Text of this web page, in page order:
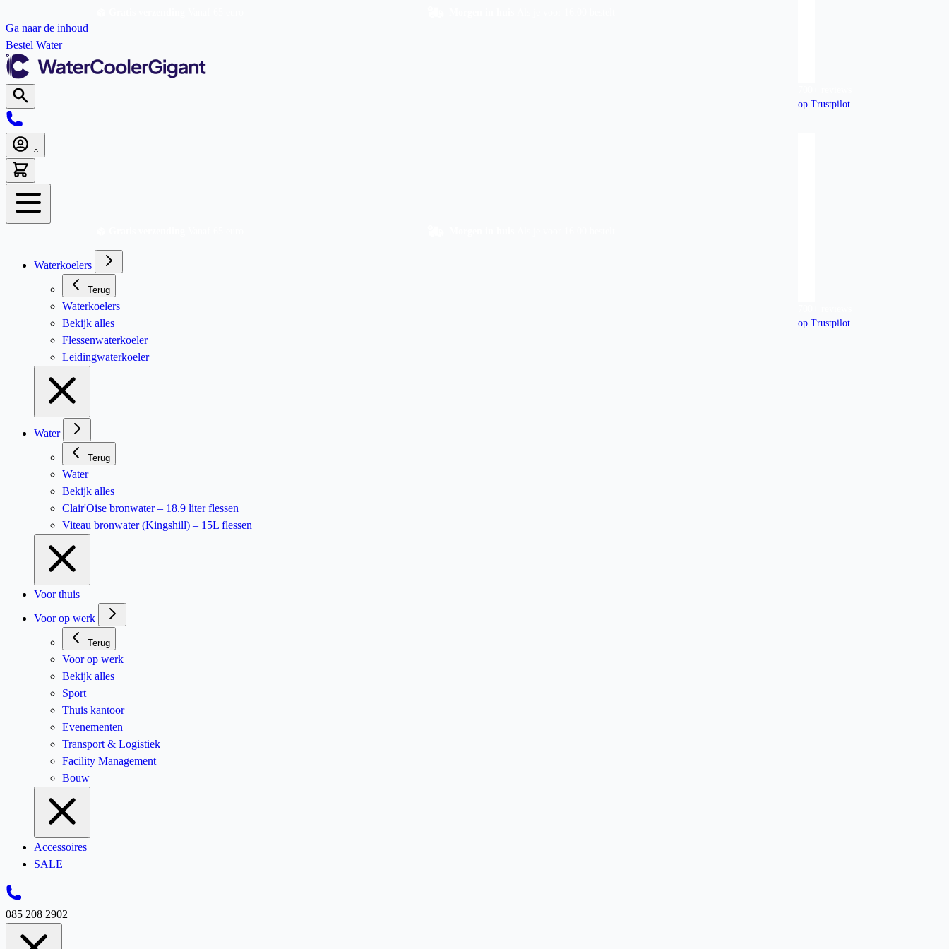
op Trustpilot
Ga naar de inhoud
Bestel Water
op Trustpilot
Waterkoelers
Terug
Waterkoelers
Bekijk alles
Flessenwaterkoeler
Leidingwaterkoeler
Water
Terug
Water
Bekijk alles
Clair'Oise bronwater – 18.9 liter flessen
Viteau bronwater (Kingshill) – 15L flessen
Voor thuis
Voor op werk
Terug
Voor op werk
Bekijk alles
Sport
Thuis kantoor
Evenementen
Transport & Logistiek
Facility Management
Bouw
Accessoires
SALE
085 208 2902